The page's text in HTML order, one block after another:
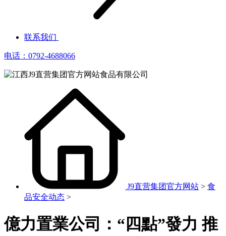
联系我们
电话：0792-4688066
J9直营集团官方网站 > 食
品安全动态 >
億力置業公司：“四點”發力 推